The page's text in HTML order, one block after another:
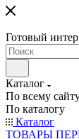
Готовый
Каталог
По всему
По каталогу
Каталог
ТОВАРЫ